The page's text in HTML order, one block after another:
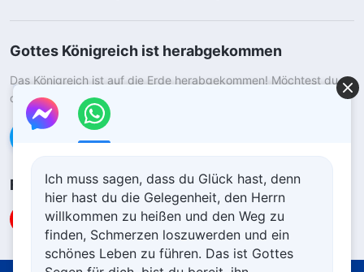
Gottes Königreich ist herabgekommen
Das Königreich ist auf die Erde herabgekommen! Möchtest du
das Königreich Gottes betreten?
Kontaktiere uns über WhatsApp
Folge unsIch muss sagen, dass du Glück hast, denn
hier hast du die Gelegenheit, den Herrn
willkommen zu heißen und den Weg zu
finden, Schmerzen loszuwerden und ein
schönes Leben zu führen. Das ist Gottes